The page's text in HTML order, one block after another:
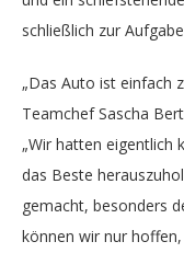
schließlich zur
„Das Auto ist einfach
Teamchef Sascha
„Wir hatten eigentlich
das Beste
gemacht, besonders
können wir nur